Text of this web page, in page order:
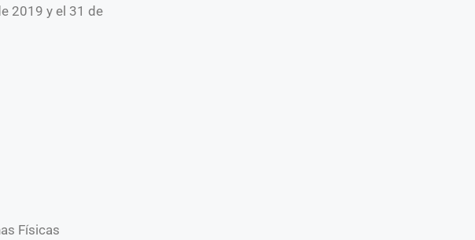
2019 y el 31 de
Físicas